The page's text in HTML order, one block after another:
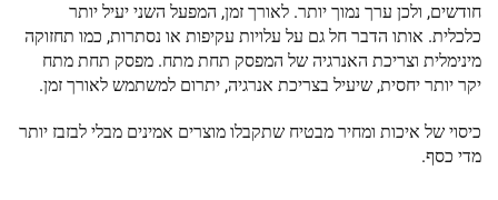
חודשים, ולכן ערך נמוך יותר. לאורך זמן, המפעל השני יעיל יותר
כלכלית. אותו הדבר חל גם על עלויות עקיפות או נסתרות, כמו תחזוקה
מינימלית וצריכת האנרגיה של המפסק תחת מתח. מפסק תחת מתח
יקר יותר יחסית, שיעיל בצריכת אנרגיה, יתרום למשתמש לאורך זמן.
כיסוי של איכות ומחיר מבטיח שתקבלו מוצרים אמינים מבלי לבזבז יותר
מדי כסף.